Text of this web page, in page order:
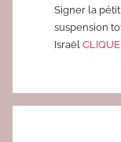
Signer la
suspension
Israël